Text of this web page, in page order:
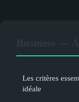
Les critères
idéale